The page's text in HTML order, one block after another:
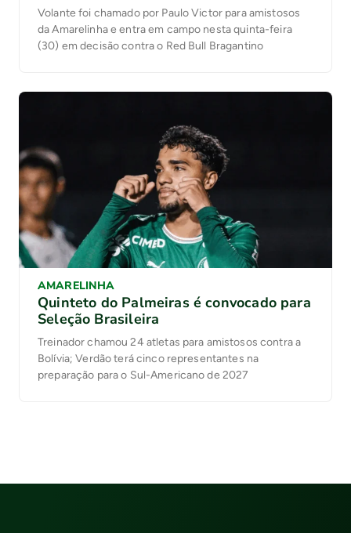
Volante foi chamado por Paulo Victor para amistosos
da Amarelinha e entra em campo nesta quinta-feira
(30) em decisão contra o Red Bull Bragantino
AMARELINHA
Quinteto do Palmeiras é convocado para
Seleção Brasileira
Treinador chamou 24 atletas para amistosos contra a
Bolívia; Verdão terá cinco representantes na
preparação para o Sul-Americano de 2027